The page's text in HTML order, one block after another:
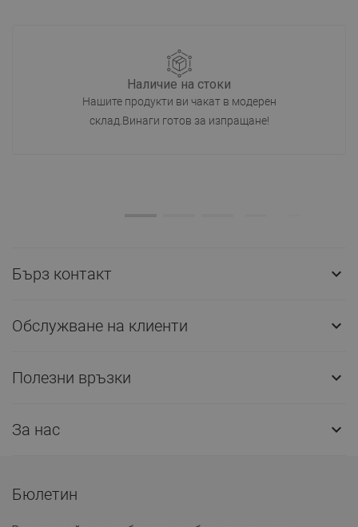
Наличие на стоки
Нашите продукти ви чакат в модерен
склад.Винаги готов за изпращане!
Бърз контакт 
Обслужване на клиенти 
Полезни връзки 
За нас 
Бюлетин